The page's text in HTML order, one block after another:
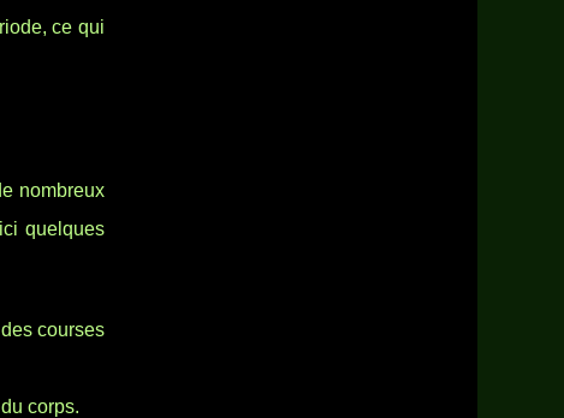
ce qui
nombreux
quelques
courses
corps.